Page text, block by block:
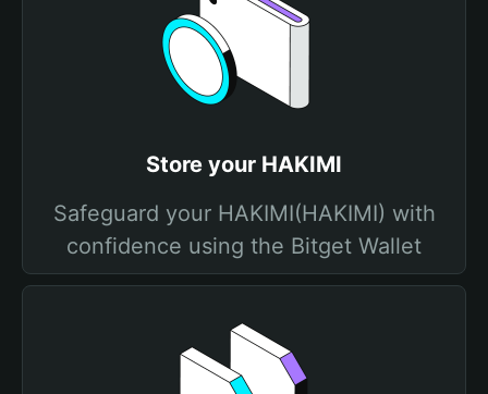
Store your HAKIMI
Safeguard your HAKIMI(HAKIMI) with
confidence using the Bitget Wallet